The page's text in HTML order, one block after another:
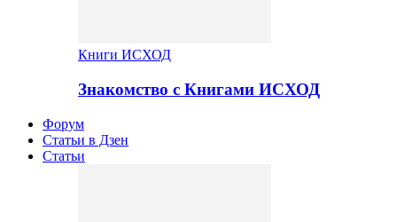
Книги ИСХОД
Знакомство с Книгами ИСХОД
Форум
Статьи в Дзен
Статьи